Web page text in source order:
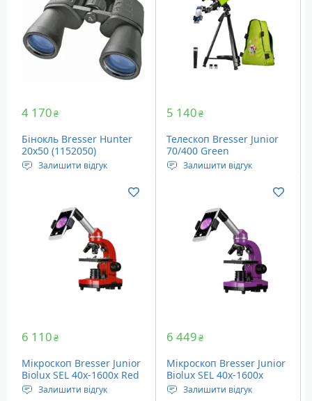
4 170₴
Бінокль Bresser Hunter
20x50 (1152050)
Залишити відгук
Кратність наближення:
Діаметр об'єктива: 50 мм
Кут огляду: 2.6 °
Вага: 740 грам
5 140₴
Телескоп Bresser Junior
70/400 Green
(8850610B4K000)
Залишити відгук
Діаметр об'єктива: 70 мм
Монтування:
Азимутальне
6 110₴
Мікроскоп Bresser Junior
Biolux SEL 40x-1600x Red
(8855600E8G000)
Залишити відгук
6 449₴
Мікроскоп Bresser Junior
Biolux SEL 40x-1600x
Purple (8855600TJ5000)
Залишити відгук